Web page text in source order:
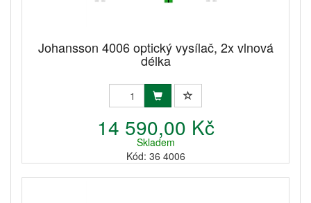
Johansson 4006 optický vysílač, 2x vlnová
délka
14 590,00 Kč
Skladem
Kód: 36 4006